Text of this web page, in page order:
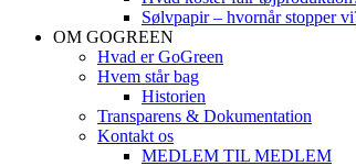
Sølvpapir – hvornår stopper
OM GOGREEN
Hvad er GoGreen
Hvem står bag
Historien
Transparens & Dokumentation
Kontakt os
MEDLEM TIL MEDLEM